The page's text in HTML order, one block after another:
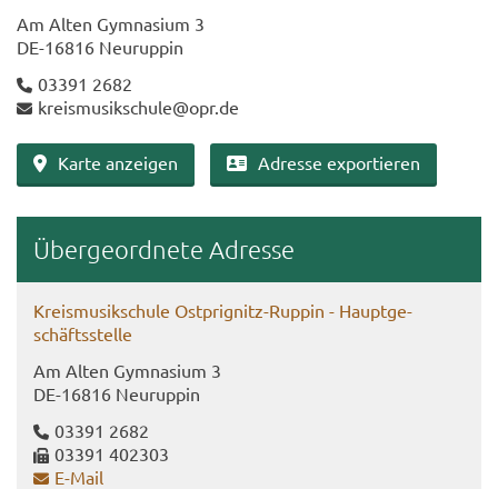
Am Alten Gym­na­si­um 3
DE-​16816 Neu­rup­pin
03391 2682
kreis­mu­sik­schu­le@opr.de
Karte an­zei­gen Adres­se ex­por­tie­ren
Über­ge­ord­ne­te Adres­se
Kreis­mu­sik­schu­le Ostprignitz-​Ruppin - Haupt­ge­
schäfts­stel­le
Am Alten Gym­na­si­um 3
DE-​16816 Neu­rup­pin
03391 2682
03391 402303
E-​Mail